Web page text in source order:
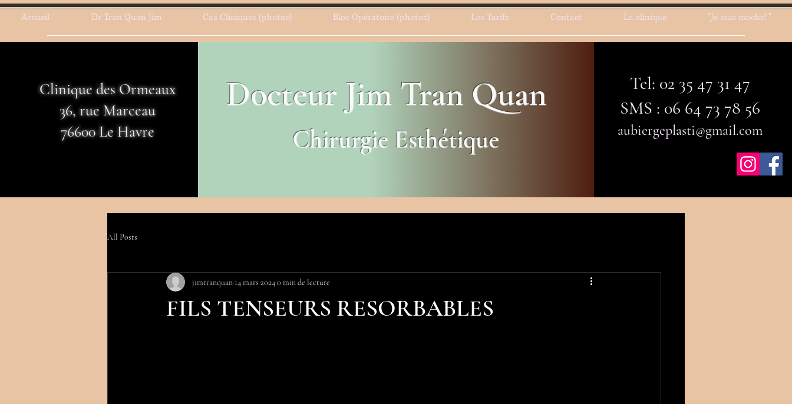
Accueil Dr Tran Quan Jim Cas Cliniques (photos) Bloc Opératoire (photos) Les Tarifs Contact La clinique "Je suis moche! "
Clinique des Ormeaux
36, rue Marceau
76600 Le Havre
Docteur Jim Tran Quan
Chirurgie Esthétique
Tel: 02 35 47 31 47
SMS : 06 64 73 78 56
aubiergeplasti@gmail.com
All Posts
FILS TENSEURS RESORBABLES
jimtranquan 14 mars 20240 min de lecture